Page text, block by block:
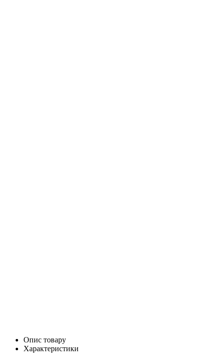
Опис товару
Характеристики